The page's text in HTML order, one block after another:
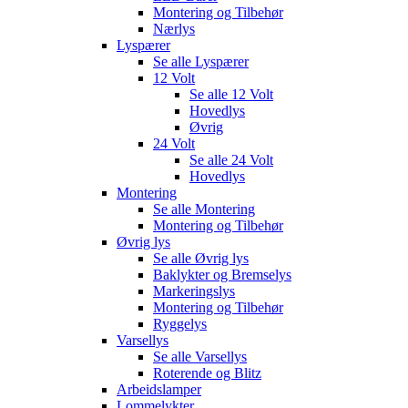
Montering og Tilbehør
Nærlys
Lyspærer
Se alle Lyspærer
12 Volt
Se alle 12 Volt
Hovedlys
Øvrig
24 Volt
Se alle 24 Volt
Hovedlys
Montering
Se alle Montering
Montering og Tilbehør
Øvrig lys
Se alle Øvrig lys
Baklykter og Bremselys
Markeringslys
Montering og Tilbehør
Ryggelys
Varsellys
Se alle Varsellys
Roterende og Blitz
Arbeidslamper